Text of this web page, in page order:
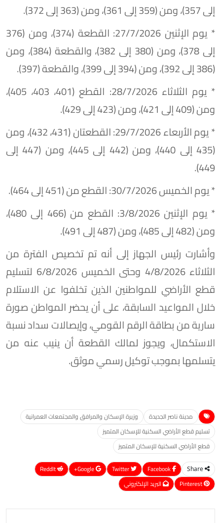
إلى 357)، ومن (359 إلى 361)، ومن (363 إلى 372).
* يوم الإثنين 27/7/2026: القطعة (374)، ومن (376
إلى 378)، ومن (380 إلى 382)، والقطعة (384)، ومن
(386 إلى 392)، ومن (394 إلى 399)، والقطعة (397).
* يوم الثلاثاء 28/7/2026: القطع (401، 403، 405)،
ومن (409 إلى 421)، ومن (423 إلى 429).
* يوم الأربعاء 29/7/2026: القطعتان (431، 432)، ومن
(435 إلى 440)، ومن (442 إلى 445)، ومن (447 إلى
449).
* يوم الخميس 30/7/2026: القطع من (451 إلى 464).
* يوم الإثنين 3/8/2026: القطع من (466 إلى 480)،
ومن (482 إلى 485)، ومن (487 إلى 491).
وأشارت رئيس الجهاز إلى أنه تم تخصيص الفترة من
الثلاثاء 4/8/2026 وحتى الخميس 6/8/2026 لتسليم
قطع الأراضي للمواطنين الذين تخلفوا عن الاستلام
خلال المواعيد السابقة، على أن يحضر المواطن صورة
سارية من بطاقة الرقم القومي، وإيصالات سداد نسبة
الاستكمال، ويجوز لمالك القطعة أن ينيب عنه من
يتسلمها بموجب توكيل رسمي موثق.
مدينة ناصر الجديدة
وزيرة الإسكان والمرافق والمجتمعات العمرانية
تسليم قطع الأراضي السكنية للإسكان المتميز
قطع الأراضي السكنية للإسكان المتميز
Share
Google+
ReddIt
Pinterest
البريد الإلكتروني